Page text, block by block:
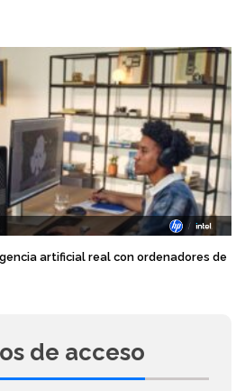
artificial real con ordenadores de
de acceso